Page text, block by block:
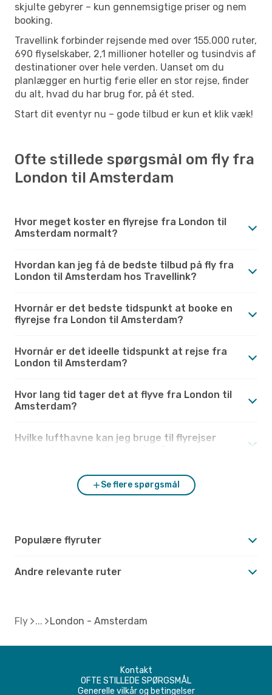
skjulte gebyrer – kun gennemsigtige priser og nem
booking.
Travellink forbinder rejsende med over 155.000 ruter,
690 flyselskaber, 2,1 millioner hoteller og tusindvis af
destinationer over hele verden. Uanset om du
planlægger en hurtig ferie eller en stor rejse, finder
du alt, hvad du har brug for, på ét sted.
Start dit eventyr nu – gode tilbud er kun et klik væk!
Ofte stillede spørgsmål om fly fra
London til Amsterdam
Hvor meget koster en flyrejse fra London til
Amsterdam normalt?
Hvordan kan jeg få de bedste tilbud på fly fra
London til Amsterdam hos Travellink?
Hvornår er det bedste tidspunkt at booke en
flyrejse fra London til Amsterdam?
Hvornår er det ideelle tidspunkt at rejse fra
London til Amsterdam?
Hvor lang tid tager det at flyve fra London til
Amsterdam?
Hvilke lufthavne kan jeg bruge til flyrejser
Se flere spørgsmål
Populære flyruter
Andre relevante ruter
Fly London - Amsterdam
Kontakt
OFTE STILLEDE SPØRGSMÅL
Generelle vilkår og betingelser